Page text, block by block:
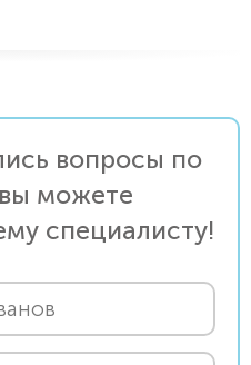
вопросы по
можете
специалисту!